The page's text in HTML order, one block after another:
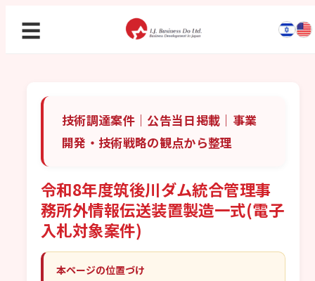
☰
技術調達案件｜公告当日掲載｜事業
開発・技術戦略の観点から整理
令和8年度筑後川ダム統合管理事
務所外情報伝送装置製造一式(電子
入札対象案件)
本ページの位置づけ